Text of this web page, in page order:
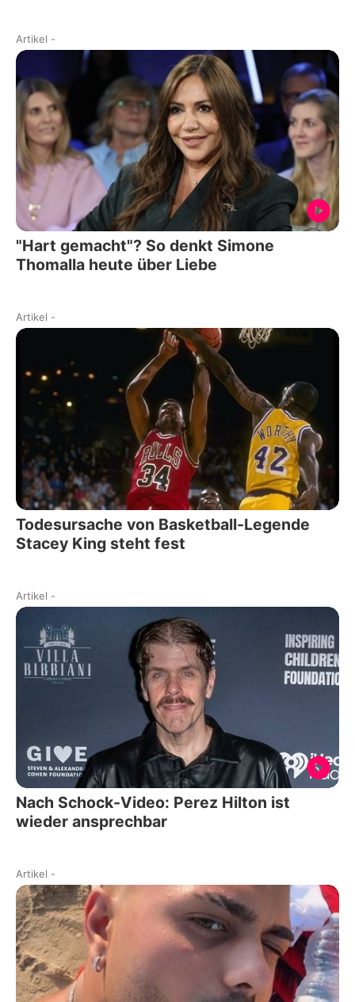
Artikel -
"Hart gemacht"? So denkt Simone
Thomalla heute über Liebe
Artikel -
Todesursache von Basketball-Legende
Stacey King steht fest
Artikel -
Nach Schock-Video: Perez Hilton ist
wieder ansprechbar
Artikel -